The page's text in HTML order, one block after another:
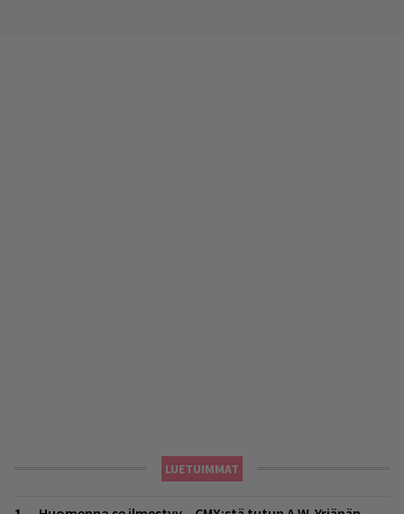
LUETUIMMAT